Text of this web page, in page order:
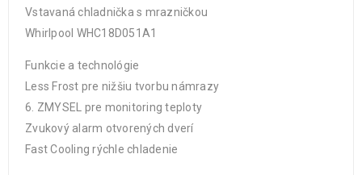
Vstavaná chladnička s mrazničkou
Whirlpool WHC18D051A1
Funkcie a technológie
Less Frost pre nižšiu tvorbu námrazy
6. ZMYSEL pre monitoring teploty
Zvukový alarm otvorených dverí
Fast Cooling rýchle chladenie